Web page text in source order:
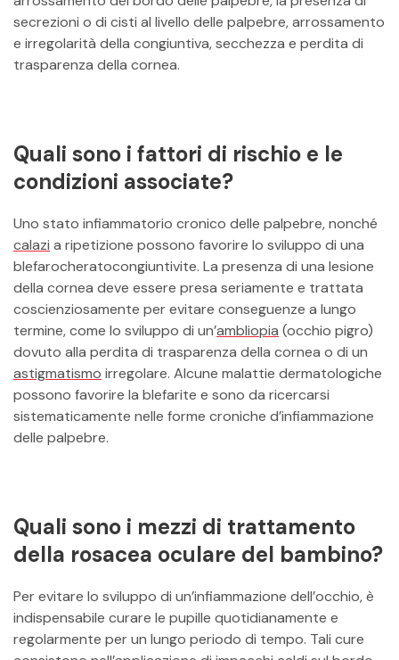
secrezioni o di cisti al livello delle palpebre, arrossamento
e irregolarità della congiuntiva, secchezza e perdita di
trasparenza della cornea.
Quali sono i fattori di rischio e le
condizioni associate?
Uno stato infiammatorio cronico delle palpebre, nonché
calazi a ripetizione possono favorire lo sviluppo di una
blefarocheratocongiuntivite. La presenza di una lesione
della cornea deve essere presa seriamente e trattata
coscienziosamente per evitare conseguenze a lungo
termine, come lo sviluppo di un’ambliopia (occhio pigro)
dovuto alla perdita di trasparenza della cornea o di un
astigmatismo irregolare. Alcune malattie dermatologiche
possono favorire la blefarite e sono da ricercarsi
sistematicamente nelle forme croniche d’infiammazione
delle palpebre.
Quali sono i mezzi di trattamento
della rosacea oculare del bambino?
Per evitare lo sviluppo di un’infiammazione dell’occhio, è
indispensabile curare le pupille quotidianamente e
regolarmente per un lungo periodo di tempo. Tali cure